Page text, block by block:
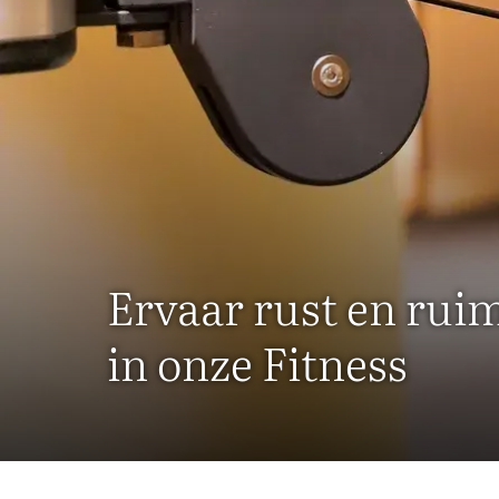
Ervaar rust en
in onze Fitness